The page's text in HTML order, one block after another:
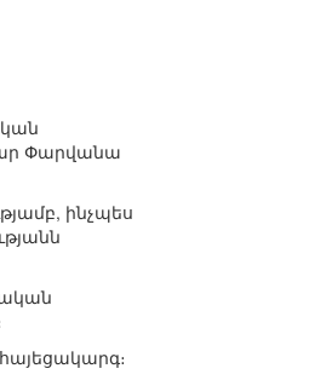
Փարվանա
ինչպես